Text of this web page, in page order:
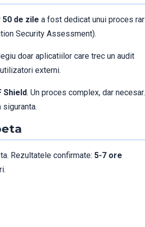
50 de zile a fost dedicat unui proces rar
Security Assessment).
doar aplicatiilor care trec un audit
externi.
Shield. Un proces complex, dar necesar.
Rezultatele confirmate: 5-7 ore